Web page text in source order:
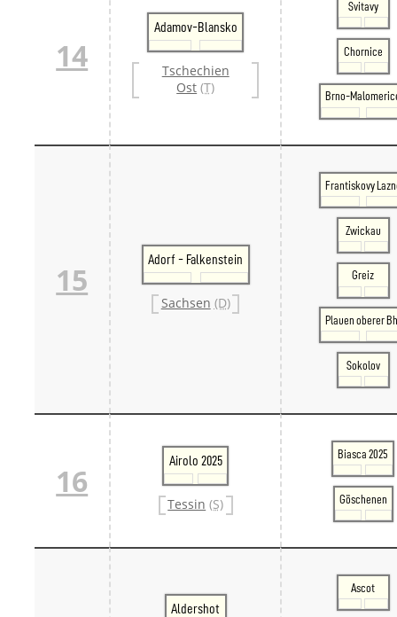
14
Adamov-Blansko
Tschechien
Ost (T)
Svitavy
Chornice
Brno-
15
Adorf - Falkenstein
Sachsen (D)
Frantiskovy
Zwickau
Greiz
Plauen oberer
Sokolov
16
Airolo 2025
Tessin (S)
Biasca 2025
Göschenen
Aldershot
Ascot